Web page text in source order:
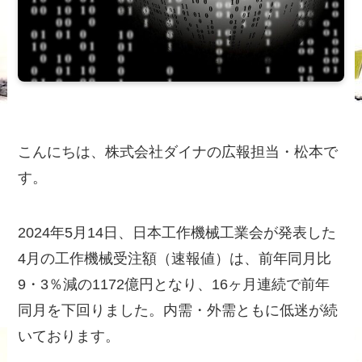
こんにちは、株式会社ダイナの広報担当・松本で
す。
2024年5月14日、日本工作機械工業会が発表した
4月の工作機械受注額（速報値）は、前年同月比
9・3％減の1172億円となり、16ヶ月連続で前年
同月を下回りました。内需・外需ともに低迷が続
いております。